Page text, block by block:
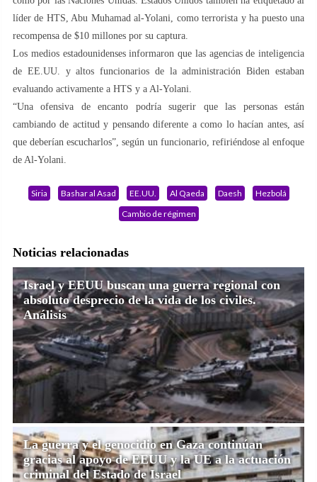
líder de HTS, Abu Muhamad al-Yolani, como terrorista y ha puesto una
recompensa de $10 millones por su captura.
Los medios estadounidenses informaron que las agencias de inteligencia
de EE.UU. y altos funcionarios de la administración Biden estaban
evaluando activamente a HTS y a Al-Yolani.
“Una ofensiva de encanto podría sugerir que las personas están
cambiando de actitud y pensando diferente a como lo hacían antes, así
que deberían escucharlos”, según un funcionario, refiriéndose al enfoque
de Al-Yolani.
Siria Bashar al Asad EE.UU. Al Qaeda Daesh
Hezbolá
Cambio de régimen
Noticias relacionadas
Israel y EEUU buscan una guerra regional con
absoluto desprecio de la vida de los civiles.
Análisis
La guerra y el genocidio en Gaza continúan
gracias al apoyo de EEUU y la UE a la actuación
criminal del Estado de Israel